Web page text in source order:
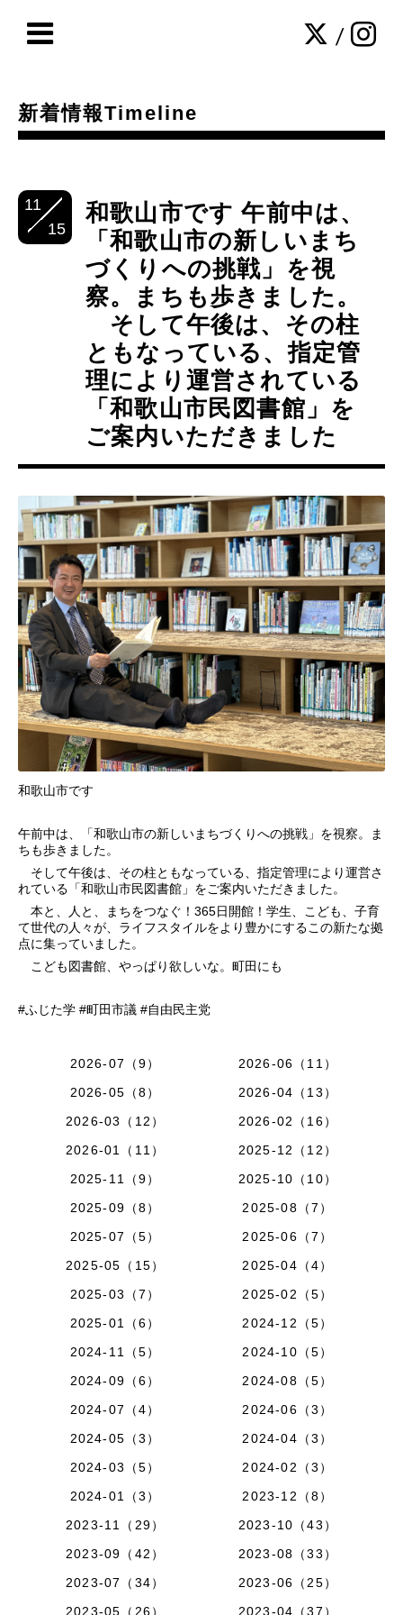
/
新着情報Timeline
11
15
和歌山市です 午前中は、
「和歌山市の新しいまち
づくりへの挑戦」を視
察。まちも歩きました。
そして午後は、その柱
ともなっている、指定管
理により運営されている
「和歌山市民図書館」を
ご案内いただきました
和歌山市です
午前中は、「和歌山市の新しいまちづくりへの挑戦」を視察。ま
ちも歩きました。
そして午後は、その柱ともなっている、指定管理により運営さ
れている「和歌山市民図書館」をご案内いただきました。
本と、人と、まちをつなぐ！365日開館！学生、こども、子育
て世代の人々が、ライフスタイルをより豊かにするこの新たな拠
点に集っていました。
こども図書館、やっぱり欲しいな。町田にも
#ふじた学 #町田市議 #自由民主党
2026-07（9）
2026-06（11）
2026-05（8）
2026-04（13）
2026-03（12）
2026-02（16）
2026-01（11）
2025-12（12）
2025-11（9）
2025-10（10）
2025-09（8）
2025-08（7）
2025-07（5）
2025-06（7）
2025-05（15）
2025-04（4）
2025-03（7）
2025-02（5）
2025-01（6）
2024-12（5）
2024-11（5）
2024-10（5）
2024-09（6）
2024-08（5）
2024-07（4）
2024-06（3）
2024-05（3）
2024-04（3）
2024-03（5）
2024-02（3）
2024-01（3）
2023-12（8）
2023-11（29）
2023-10（43）
2023-09（42）
2023-08（33）
2023-07（34）
2023-06（25）
2023-05（26）
2023-04（37）